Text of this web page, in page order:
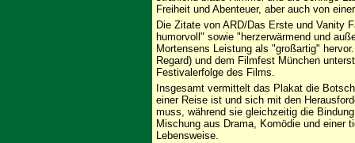
Freiheit und Abenteuer, aber auch von
Die Zitate von ARD/Das Erste und Vanity
humorvoll" sowie "herzerwärmend und
Mortensens Leistung als "großartig"
Regard) und dem Filmfest München
Festivalerfolge des Films.
Insgesamt vermittelt das Plakat die
einer Reise ist und sich mit den
muss, während sie gleichzeitig die
Mischung aus Drama, Komödie und einer
Lebensweise.